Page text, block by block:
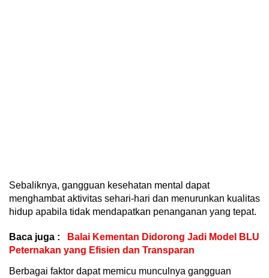
Sebaliknya, gangguan kesehatan mental dapat
menghambat aktivitas sehari-hari dan menurunkan kualitas
hidup apabila tidak mendapatkan penanganan yang tepat.
Baca juga :
Balai Kementan Didorong Jadi Model BLU
Peternakan yang Efisien dan Transparan
Berbagai faktor dapat memicu munculnya gangguan